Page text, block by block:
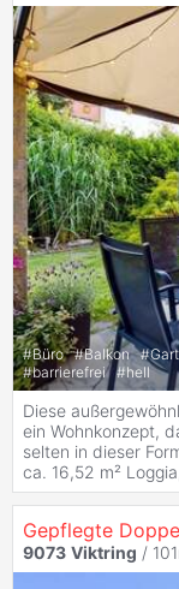
#Büro #Balkon #
#barrierefrei #hell
Diese
ein Wohnkonzept,
selten in dieser
ca. 16,52 m²
9073 Viktring /